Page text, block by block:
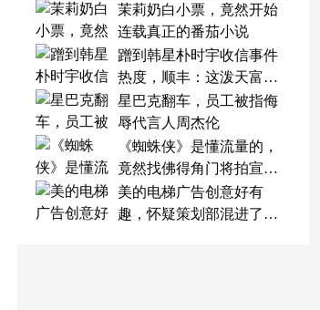
茉莉奶白小票，竟然开始
连载真正的番茄小说
蹭到韩星朴时宇收信事件
热度，顺丰：这泼天富贵
终于轮到我了
星巴克翻车，员工被指侮
辱代言人周杰伦
《蜘蛛侠》是懂流量的，
竟然找佛得角门将拍宣传
片
美的电梯广告创意好有
趣，怀疑策划部混进了天